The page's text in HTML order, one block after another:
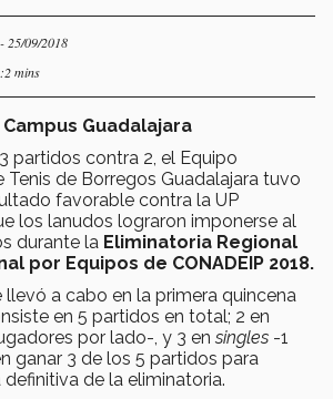
- 25/09/2018
mins
Guadalajara
partidos contra 2, el Equipo
Tenis de Borregos Guadalajara tuvo
favorable contra la UP
los lanudos lograron imponerse al
durante la Eliminatoria Regional
por Equipos de CONADEIP 2018.
llevó a cabo en la primera quincena
en 5 partidos en total; 2 en
por lado-, y 3 ensingles -1
ganar 3 de los 5 partidos para
de la eliminatoria.